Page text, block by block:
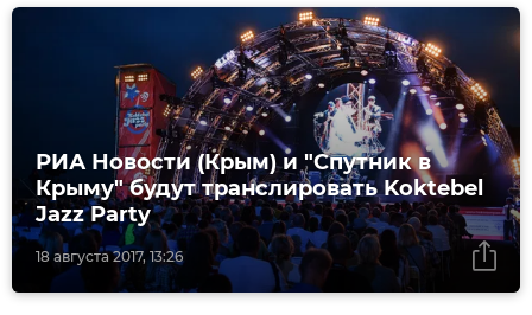
18 августа 2017, 13:26
РИА Новости (Крым) и "Спутник в
Крыму" будут транслировать Koktebel
Jazz Party